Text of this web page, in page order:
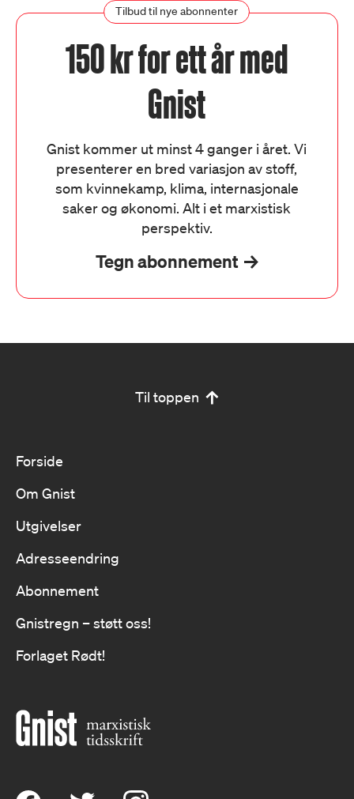
Tilbud til nye abonnenter
150 kr for ett år med
Gnist
Gnist kommer ut minst 4 ganger i året. Vi
presenterer en bred variasjon av stoff,
som kvinnekamp, klima, internasjonale
saker og økonomi. Alt i et marxistisk
perspektiv.
Tegn abonnement
Til toppen
Forside
Om Gnist
Utgivelser
Adresseendring
Abonnement
Gnistregn – støtt oss!
Forlaget Rødt!